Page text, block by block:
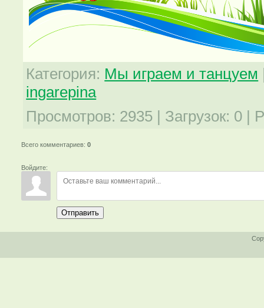
Категория: Мы играем и танцуем
ingarepina
Просмотров: 2935 | Загрузок: 0 |
Всего комментариев:0
Войдите:
Отправить